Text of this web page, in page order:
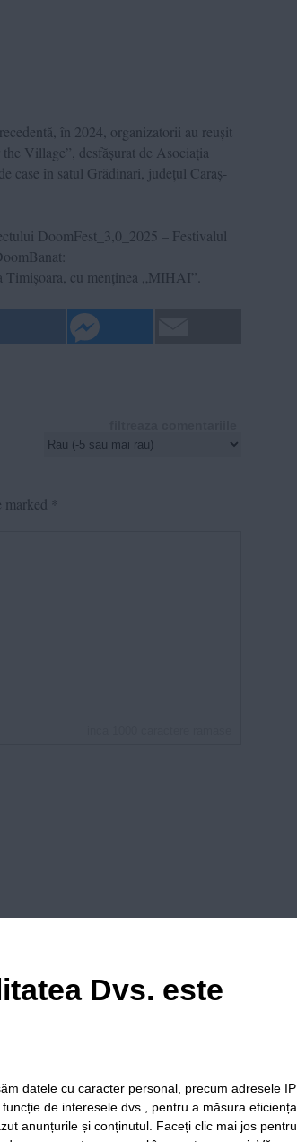
în 2024, organizatorii au reușit
Village”, desfășurat de Asociația
case în satul Grădinari, județul Caraș-
DoomFest_3,0_2025 – Festivalul
cu menținea „MIHAI”.
marked *
Dvs. este
datele cu caracter personal, precum adresele IP
de interesele dvs., pentru a măsura eficiența
anunțurile și conținutul. Faceți clic mai jos pentru